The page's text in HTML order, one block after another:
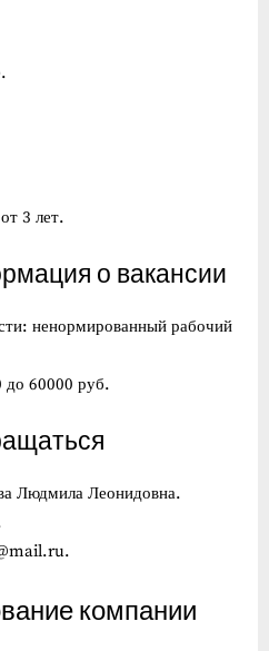
3 лет.
о вакансии
ненормированный рабочий
до 60000 руб.
Людмила Леонидовна.
компании